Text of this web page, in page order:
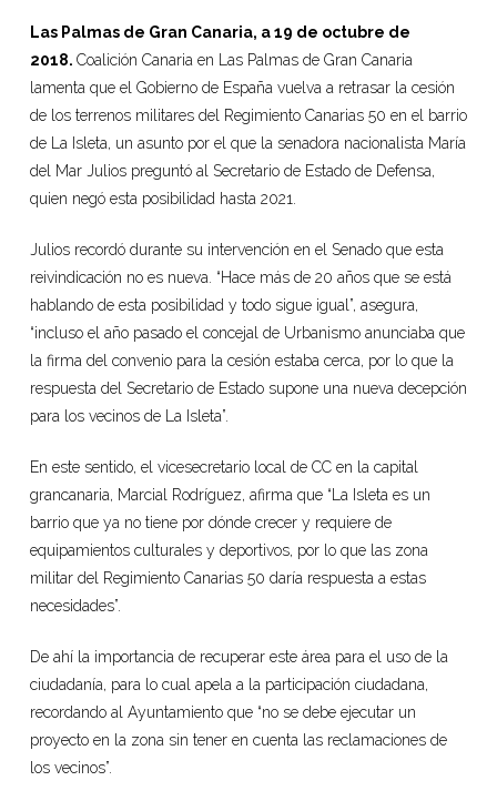
Las Palmas de Gran Canaria, a 19 de octubre de
2018. Coalición Canaria en Las Palmas de Gran Canaria
lamenta que el Gobierno de España vuelva a retrasar la cesión
de los terrenos militares del Regimiento Canarias 50 en el barrio
de La Isleta, un asunto por el que la senadora nacionalista María
del Mar Julios preguntó al Secretario de Estado de Defensa,
quien negó esta posibilidad hasta 2021.
Julios recordó durante su intervención en el Senado que esta
reivindicación no es nueva. “Hace más de 20 años que se está
hablando de esta posibilidad y todo sigue igual”, asegura,
“incluso el año pasado el concejal de Urbanismo anunciaba que
la firma del convenio para la cesión estaba cerca, por lo que la
respuesta del Secretario de Estado supone una nueva decepción
para los vecinos de La Isleta”.
En este sentido, el vicesecretario local de CC en la capital
grancanaria, Marcial Rodríguez, afirma que “La Isleta es un
barrio que ya no tiene por dónde crecer y requiere de
equipamientos culturales y deportivos, por lo que las zona
militar del Regimiento Canarias 50 daría respuesta a estas
necesidades”.
De ahí la importancia de recuperar este área para el uso de la
ciudadanía, para lo cual apela a la participación ciudadana,
recordando al Ayuntamiento que “no se debe ejecutar un
proyecto en la zona sin tener en cuenta las reclamaciones de
los vecinos”.